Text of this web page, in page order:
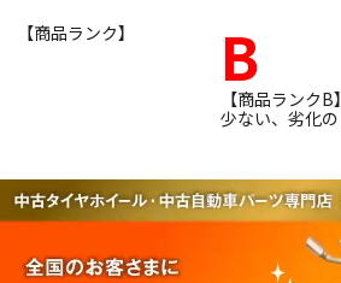
【商品ランク】
B
【商品ランク
少ない、劣化